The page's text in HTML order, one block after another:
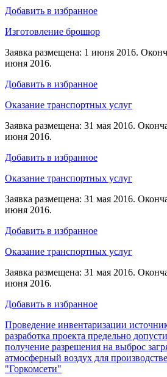
Добавить в избранное
Изготовление брошюр
Заявка размещена: 1 июня 2016.
июня 2016.
Добавить в избранное
Оказание транспортных услуг
Заявка размещена: 31 мая 2016.
июня 2016.
Добавить в избранное
Оказание транспортных услуг
Заявка размещена: 31 мая 2016.
июня 2016.
Добавить в избранное
Оказание транспортных услуг
Заявка размещена: 31 мая 2016.
июня 2016.
Добавить в избранное
Проведение инвентаризации
разработка проекта предельно
получение разрешения на выброс
атмосферный воздух для
"Горкомсети"